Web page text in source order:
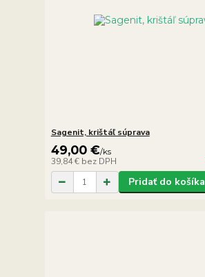
Sagenit, krištáľ súprava
49,00 €/ks
39,84 € bez DPH
Pridať do košíka